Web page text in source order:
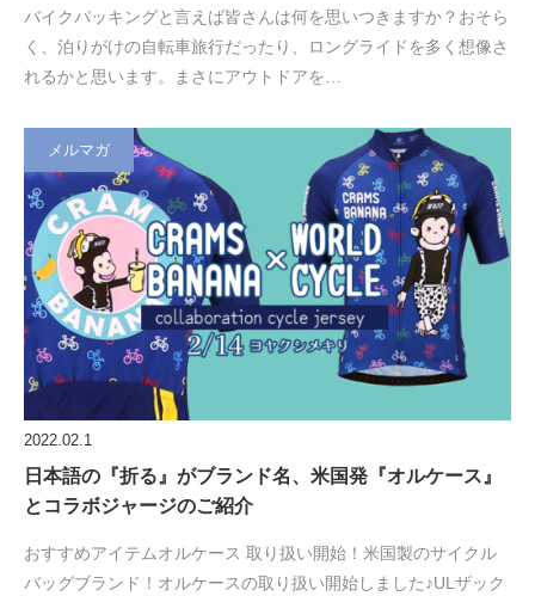
バイクパッキングと言えば皆さんは何を思いつきますか？おそら
く、泊りがけの自転車旅行だったり、ロングライドを多く想像さ
れるかと思います。まさにアウトドアを…
メルマガ
2022.02.1
日本語の『折る』がブランド名、米国発『オルケース』
とコラボジャージのご紹介
おすすめアイテムオルケース 取り扱い開始！米国製のサイクル
バッグブランド！オルケースの取り扱い開始しました♪ULザック